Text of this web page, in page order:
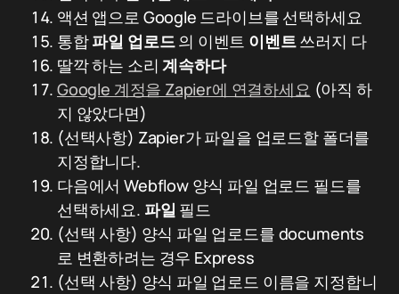
액션 앱으로 Google 드라이브를 선택하세요
통합파일 업로드의 이벤트 이벤트쓰러지 다
딸깍 하는 소리계속하다
Google 계정을 Zapier에 연결하세요 (아직 하
지 않았다면)
(선택사항) Zapier가 파일을 업로드할 폴더를
지정합니다.
다음에서 Webflow 양식 파일 업로드 필드를
선택하세요. 파일 필드
(선택 사항) 양식 파일 업로드를 documents
로 변환하려는 경우 Express
(선택 사항) 양식 파일 업로드 이름을 지정합니